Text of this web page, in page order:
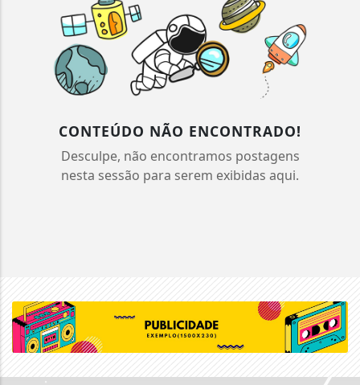
CONTEÚDO NÃO ENCONTRADO!
Desculpe, não encontramos postagens
nesta sessão para serem exibidas aqui.